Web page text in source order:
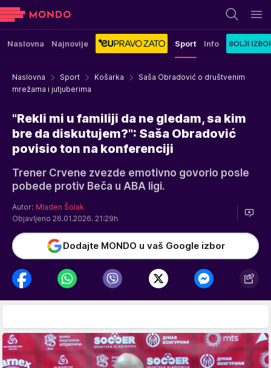
Naslovna Najnovije Sport Info
Naslovna Sport Košarka
Saša Obradović o društvenim
mrežama i jutjuberima
"Rekli mi u familiji da ne gledam, sa kim
bre da diskutujem?": Saša Obradović
povisio ton na konferenciji
Trener Crvene zvezde emotivno govorio posle
pobede protiv Beča u ABA ligi.
Autor: Mladen Šolak
Objavljeno 26.01.2026. 21:29h
Dodajte MONDO u vaš Google izbor